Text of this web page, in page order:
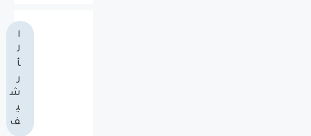
ا
ل
أ
ر
ش
ي
ف